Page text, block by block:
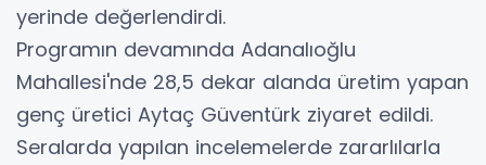
yerinde değerlendirdi.
Programın devamında Adanalıoğlu
Mahallesi'nde 28,5 dekar alanda üretim yapan
genç üretici Aytaç Güventürk ziyaret edildi.
Seralarda yapılan incelemelerde zararlılarla